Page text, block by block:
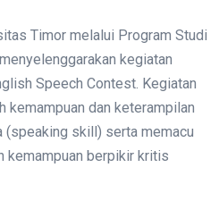
Timor melalui Program Studi
kegiatan
Speech Contest. Kegiatan
kemampuan dan keterampilan
(speaking skill) serta memacu
kemampuan berpikir kritis